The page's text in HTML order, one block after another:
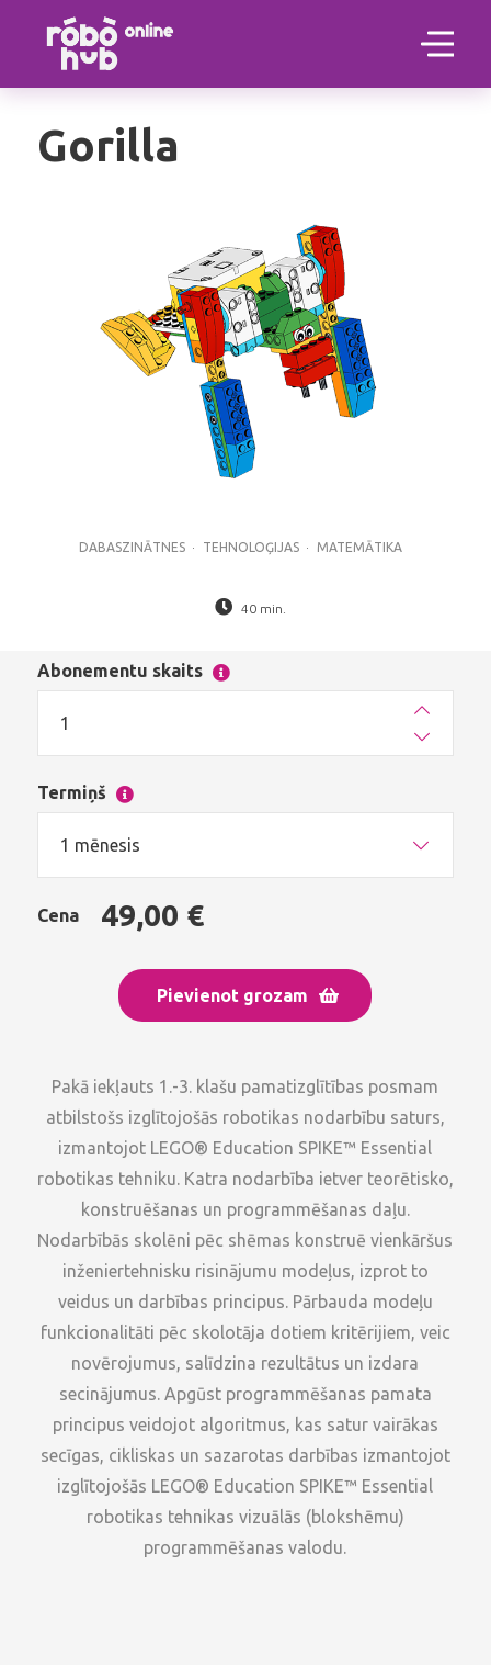
Gorilla
DABASZINĀTNES TEHNOLOĢIJAS MATEMĀTIKA
40 min.
Pakā iekļauts 1.-3. klašu pamatizglītības posmam
atbilstošs izglītojošās robotikas nodarbību saturs,
izmantojot LEGO® Education SPIKE™ Essential
robotikas tehniku. Katra nodarbība ietver teorētisko,
konstruēšanas un programmēšanas daļu.
Nodarbībās skolēni pēc shēmas konstruē vienkāršus
inženiertehnisku risinājumu modeļus, izprot to
veidus un darbības principus. Pārbauda modeļu
funkcionalitāti pēc skolotāja dotiem kritērijiem, veic
novērojumus, salīdzina rezultātus un izdara
secinājumus. Apgūst programmēšanas pamata
principus veidojot algoritmus, kas satur vairākas
secīgas, cikliskas un sazarotas darbības izmantojot
izglītojošās LEGO® Education SPIKE™ Essential
robotikas tehnikas vizuālās (blokshēmu)
programmēšanas valodu.
Abonementu skaits
Termiņš
1 mēnesis
Cena 49,00 €
Pievienot grozam